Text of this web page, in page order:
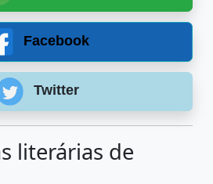
Facebook
Twitter
literárias de